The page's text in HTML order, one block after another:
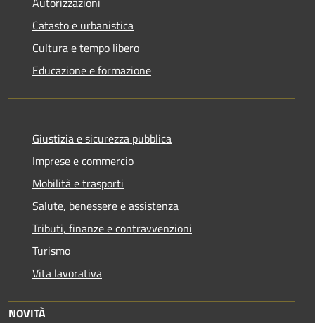
Catasto e urbanistica
Cultura e tempo libero
Educazione e formazione
Giustizia e sicurezza pubblica
Imprese e commercio
Mobilità e trasporti
Salute, benessere e assistenza
Tributi, finanze e contravvenzioni
Turismo
Vita lavorativa
NOVITÀ